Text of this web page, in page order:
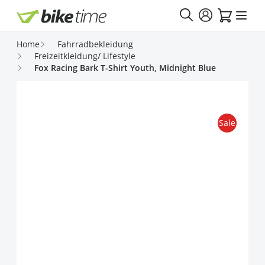
Direkt zum Inhalt
Home
Fahrradbekleidung
Freizeitkleidung/ Lifestyle
Fox Racing Bark T-Shirt Youth, Midnight Blue
Sale